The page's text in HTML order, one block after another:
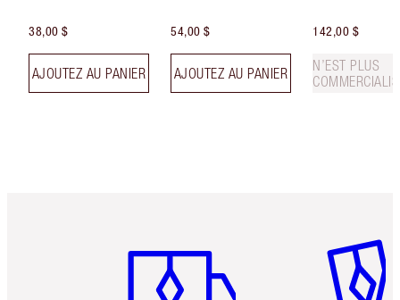
38,00 $
AJOUTEZ AU PANIER
54,00 $
AJOUTEZ AU PANIER
142,00 $
N’EST PLUS